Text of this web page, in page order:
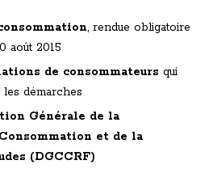
, rendue obligatoire
août 2015
de consommateurs qui
démarches
Générale de la
et de la
(DGCCRF)